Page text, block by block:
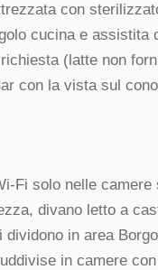
con
cucina e assistita
(latte non
con la vista sul
Fi solo nelle camere
divano letto a
in area
in camere